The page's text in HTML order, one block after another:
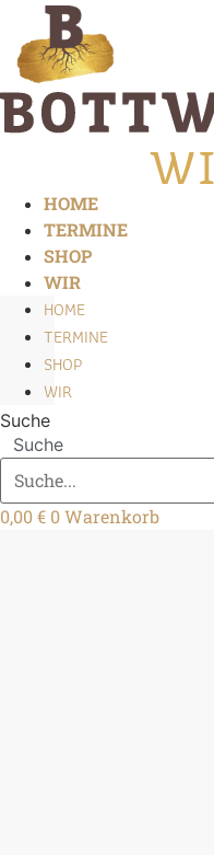
Inhalt
springen
HOME
TERMINE
SHOP
WIR
HOME
TERMINE
SHOP
WIR
Suche
Suche
0,00€ 0Warenkorb